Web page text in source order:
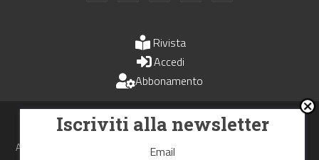
Rivista
Accedi
Abbonamento
Uomini e Trasporti è un periodico associato all'Unione Stampa
Periodica Italiana - USPI
Autorizzazione del Tribunale di Bologna N.4993 del 15 giugno 1982
Iscriviti alla newsletter
Email